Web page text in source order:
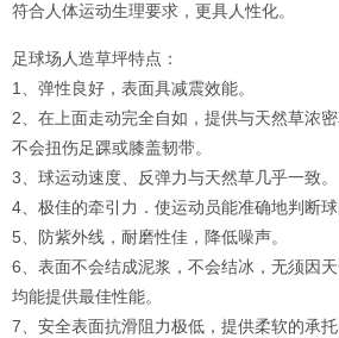
符合人体运动生理要求，更具人性化。
足球场人造草坪特点：
1、弹性良好，表面具减震效能。
2、在上面走动完全自如，提供与天然草浓
不会扭伤足踝或膝盖韧带。
3、球运动速度、反弹力与天然草几乎一致。
4、极佳的牵引力．使运动员能准确地判断
5、防紫外线，耐磨性佳，降低噪声。
6、表面不会结成泥浆，不会结冰，无须因
均能提供最佳性能。
7、安全表面抗滑阻力极低，提供柔软的承